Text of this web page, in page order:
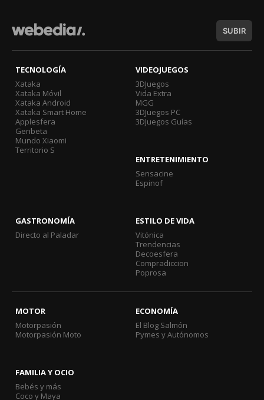
SUBIR
TECNOLOGÍA
Xataka
Xataka Móvil
Xataka Android
Xataka Smart Home
Applesfera
Genbeta
Mundo Xiaomi
Territorio S
VIDEOJUEGOS
3DJuegos
Vida Extra
MGG
3DJuegos PC
3DJuegos Guías
ENTRETENIMIENTO
Sensacine
Espinof
GASTRONOMÍA
Directo al Paladar
ESTILO DE VIDA
Vitónica
Trendencias
Decoesfera
Compradiccion
Poprosa
MOTOR
Motorpasión
Motorpasión Moto
ECONOMÍA
El Blog Salmón
Pymes y Autónomos
FAMILIA Y OCIO
Bebés y más
Coco y Maya